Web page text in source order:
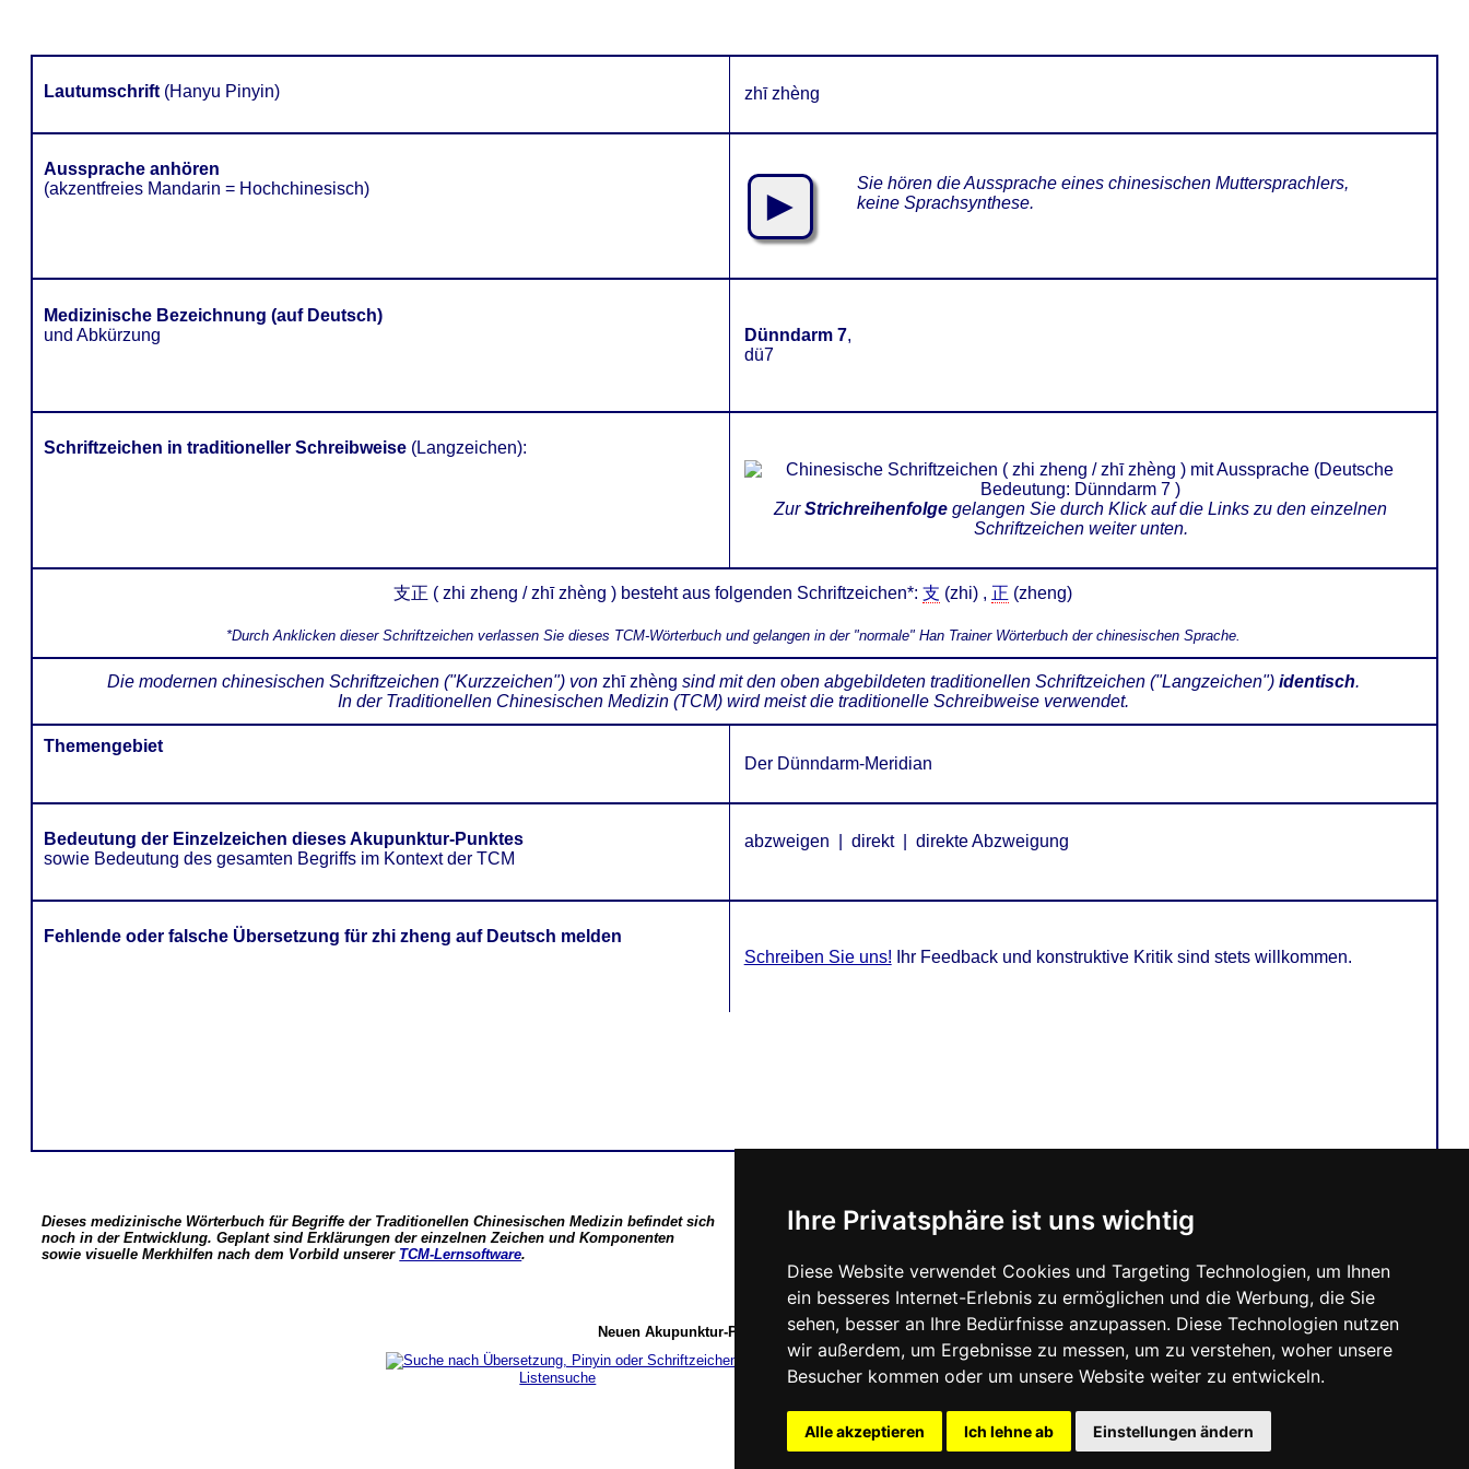
Ihre Privatsphäre ist uns wichtig
Diese Website verwendet Cookies und Targeting Technologien, um Ihnen
ein besseres Internet-Erlebnis zu ermöglichen und die Werbung, die Sie
sehen, besser an Ihre Bedürfnisse anzupassen. Diese Technologien nutzen
wir außerdem, um Ergebnisse zu messen, um zu verstehen, woher unsere
Besucher kommen oder um unsere Website weiter zu entwickeln.
Alle akzeptieren Ich lehne ab Einstellungen ändern
Lautumschrift (Hanyu Pinyin) zhī zhèng
Aussprache anhören
(akzentfreies Mandarin = Hochchinesisch)
►
Sie hören die Aussprache eines chinesischen Muttersprachlers,
keine Sprachsynthese.
Medizinische Bezeichnung (auf Deutsch)
und Abkürzung
Dünndarm 7,
dü7
Schriftzeichen in traditioneller Schreibweise (Langzeichen):
ZurStrichreihenfolge gelangen Sie durch Klick auf die Links zu den einzelnen
Schriftzeichen weiter unten.
支正 ( zhi zheng / zhī zhèng ) besteht aus folgenden Schriftzeichen*:支 (zhi) , 正 (zheng)
*Durch Anklicken dieser Schriftzeichen verlassen Sie dieses TCM-Wörterbuch und gelangen in der "normale" Han Trainer Wörterbuch der chinesischen Sprache.
Die modernen chinesischen Schriftzeichen ("Kurzzeichen") von zhī zhèng sind mit den oben abgebildeten traditionellen Schriftzeichen ("Langzeichen") identisch.
In der Traditionellen Chinesischen Medizin (TCM) wird meist die traditionelle Schreibweise verwendet.
Themengebiet
Der Dünndarm-Meridian
Bedeutung der Einzelzeichen dieses Akupunktur-Punktes
sowie Bedeutung des gesamten Begriffs im Kontext der TCM
abzweigen | direkt | direkte Abzweigung
Fehlende oder falsche Übersetzung für zhi zheng auf Deutsch melden
Schreiben Sie uns! Ihr Feedback und konstruktive Kritik sind stets willkommen.
Dieses medizinische Wörterbuch für Begriffe der Traditionellen Chinesischen Medizin befindet sich
noch in der Entwicklung. Geplant sind Erklärungen der einzelnen Zeichen und Komponenten
sowie visuelle Merkhilfen nach dem Vorbild unserer TCM-Lernsoftware.
Neuen Akupunktur-Punkt nachschlagen:
Listensuche Suchbegriff eingeben
Alle Inhalte sind urheberrechtlich geschützt |Kontakt & Impressum Datenschutzerklärung